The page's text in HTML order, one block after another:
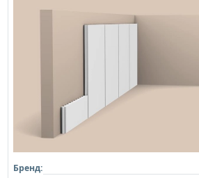
Бренд: